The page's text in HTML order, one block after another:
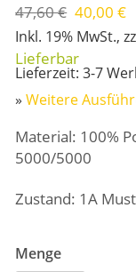
47,60 € 40,00 €
Inkl. 19% MwSt.,
Lieferzeit: 3-7
»Weitere
Material: 100%
5000/5000
Zustand: 1A
Menge